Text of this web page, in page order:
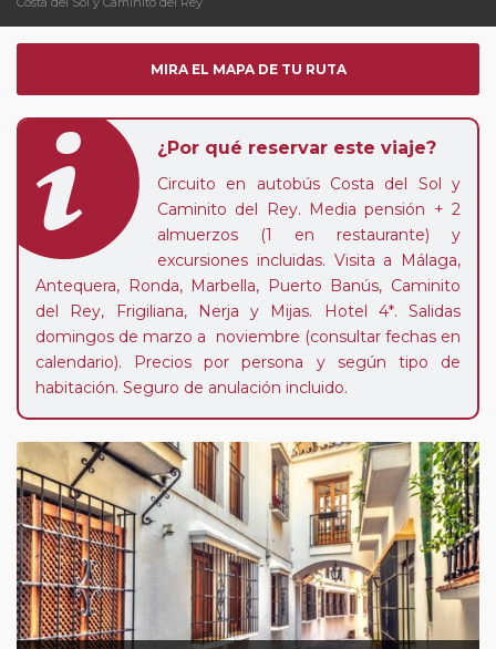
MIRA EL MAPA DE TU RUTA
¿Por qué reservar este viaje?
Circuito en autobús Costa del Sol y
Caminito del Rey. Media pensión + 2
almuerzos (1 en restaurante) y
excursiones incluidas. Visita a Málaga,
Antequera, Ronda, Marbella, Puerto Banús, Caminito
del Rey, Frigiliana, Nerja y Mijas. Hotel 4*. Salidas
domingos de marzo a noviembre (consultar fechas en
calendario). Precios por persona y según tipo de
habitación. Seguro de anulación incluido.